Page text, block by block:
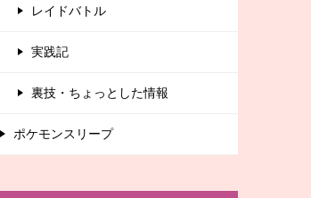
レイドバトル
実践記
裏技・ちょっとした情報
ポケモンスリープ